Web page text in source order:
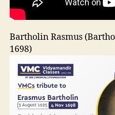
Bartholin Rasmus
1698)